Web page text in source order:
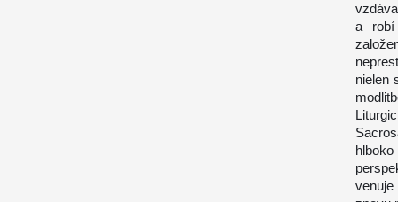
a robí
nielen